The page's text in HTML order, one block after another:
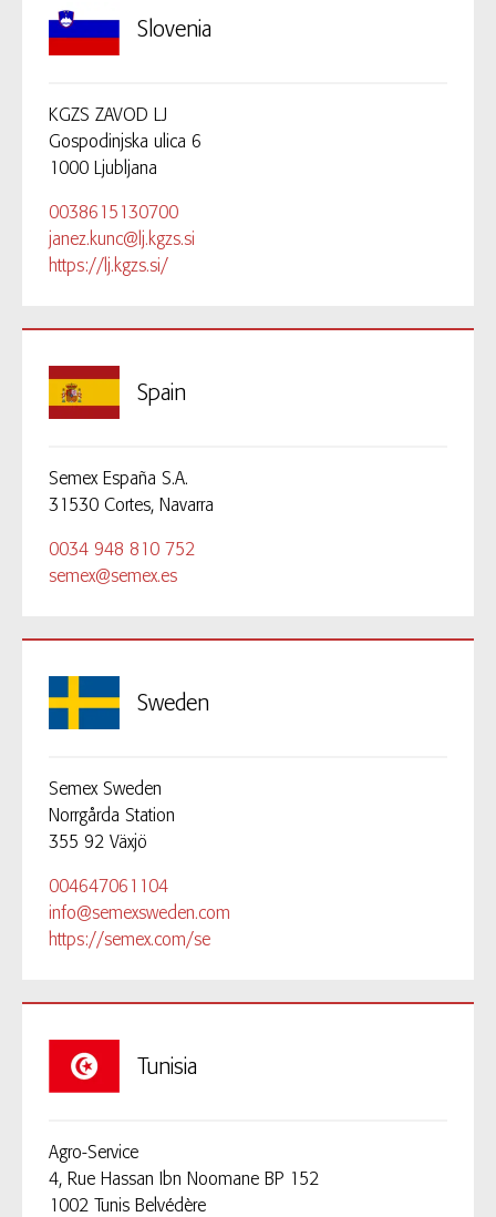
Slovenia
KGZS ZAVOD LJ
Gospodinjska ulica 6
1000 Ljubljana
0038615130700
janez.kunc@lj.kgzs.si
https://lj.kgzs.si/
Spain
Semex España S.A.
31530 Cortes, Navarra
0034 948 810 752
semex@semex.es
Sweden
Semex Sweden
Norrgårda Station
355 92 Växjö
004647061104
info@semexsweden.com
https://semex.com/se
Tunisia
Agro-Service
4, Rue Hassan Ibn Noomane BP 152
1002 Tunis Belvédère